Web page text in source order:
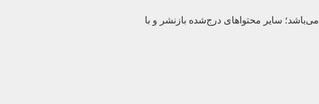
با شناسه مجوز 88190 می‌باشد؛ سایر محتواهای درج‌شده بازنشر و با